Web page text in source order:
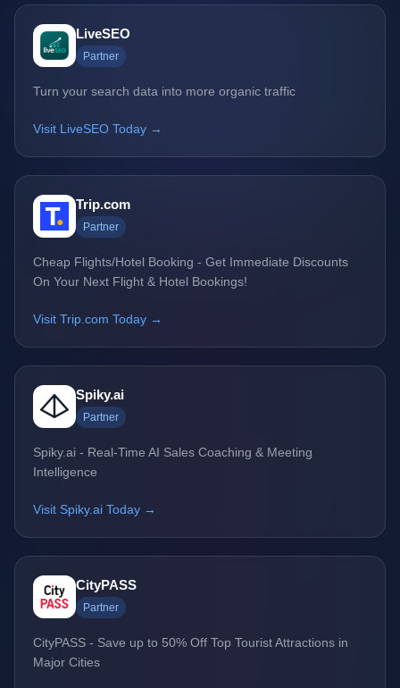
LiveSEO
Partner
Turn your search data into more organic traffic
Visit LiveSEO Today →
Trip.com
Partner
Cheap Flights/Hotel Booking - Get Immediate Discounts
On Your Next Flight & Hotel Bookings!
Visit Trip.com Today →
Spiky.ai
Partner
Spiky.ai - Real-Time AI Sales Coaching & Meeting
Intelligence
Visit Spiky.ai Today →
CityPASS
Partner
CityPASS - Save up to 50% Off Top Tourist Attractions in
Major Cities